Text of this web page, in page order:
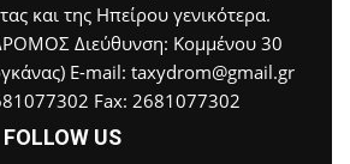
και της Ηπείρου γενικότερα.
Διεύθυνση: Κομμένου 30
E-mail: taxydrom@gmail.gr
Fax: 2681077302
FOLLOW US